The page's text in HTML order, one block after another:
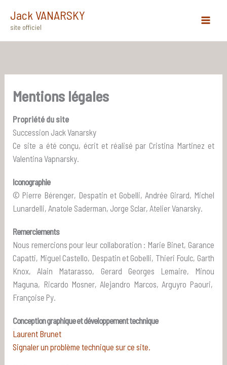
contenu
Jack VANARSKY
site officiel
Mentions légales
Propriété du site
Succession Jack Vanarsky
Ce site a été conçu, écrit et réalisé par Cristina Martinez et
Valentina Vapnarsky.
Iconographie
© Pierre Bérenger, Despatin et Gobelli, Andrée Girard, Michel
Lunardelli, Anatole Saderman, Jorge Sclar, Atelier Vanarsky.
Remerciements
Nous remercions pour leur collaboration : Marie Binet, Garance
Capatti, Miguel Castello, Despatin et Gobelli, Thieri Foulc, Garth
Knox, Alain Matarasso, Gerard Georges Lemaire, Minou
Maguna, Ricardo Mosner, Alejandro Marcos, Arguyro Paouri,
Françoise Py.
Conception graphique et développement technique
Laurent Brunet
Signaler un problème technique sur ce site.